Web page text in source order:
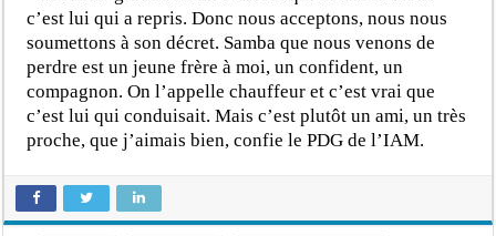
c’est lui qui a repris. Donc nous acceptons, nous nous
soumettons à son décret. Samba que nous venons de
perdre est un jeune frère à moi, un confident, un
compagnon. On l’appelle chauffeur et c’est vrai que
c’est lui qui conduisait. Mais c’est plutôt un ami, un très
proche, que j’aimais bien, confie le PDG de l’IAM.